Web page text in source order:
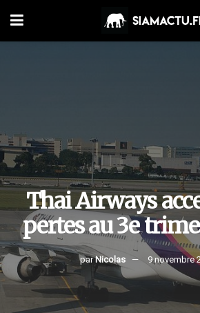
Thai Airways
pertes au 3e
par Nicolas 9 novembre